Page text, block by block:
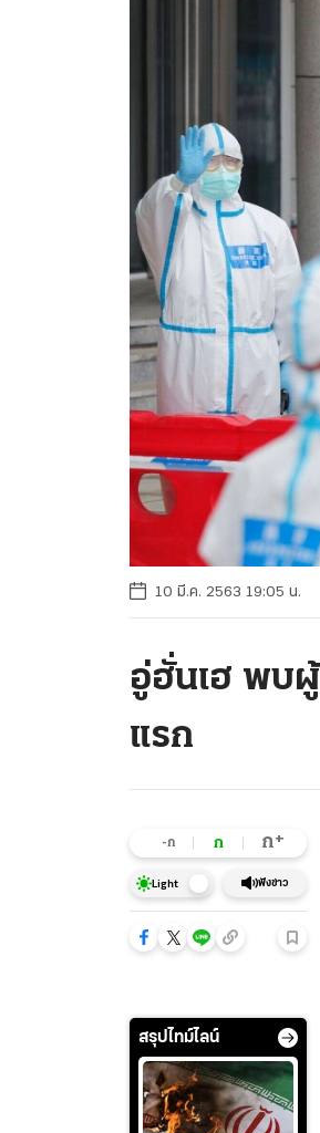
10 มี.ค. 2563 19:05 น.
อู่ฮั่นเฮ พบผู้
แรก
-ก ก ก+
Light ฟังข่าว
สรุปไทม์ไลน์